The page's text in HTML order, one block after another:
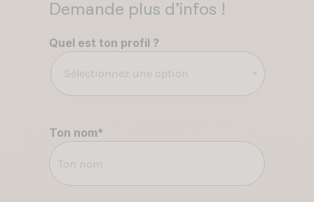
Demande plus d’infos !
Quel est ton profil ?
Sélectionnez une option
Ton nom*